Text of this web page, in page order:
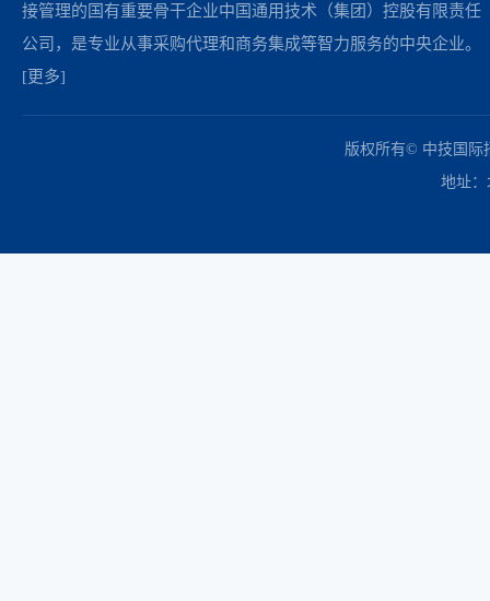
接管理的国有重要骨干企业中国通用技术（集团）控股有限责任
公司，是专业从事采购代理和商务集成等智力服务的中央企业。
[更多]
版权所有© 中技国际
地址：